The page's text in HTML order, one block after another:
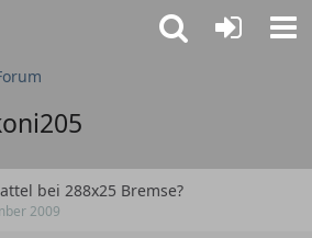
bei 288x25 Bremse?
2009